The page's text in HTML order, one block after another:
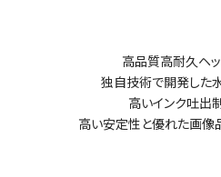
高品質高耐久ヘッ
独自技術で開発した
高いインク吐出
高い安定性と優れた画像